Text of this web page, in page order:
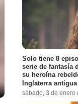
Solo tiene 8
serie de fantasía
su heroína
Inglaterra antigua
sábado, 3 de enero